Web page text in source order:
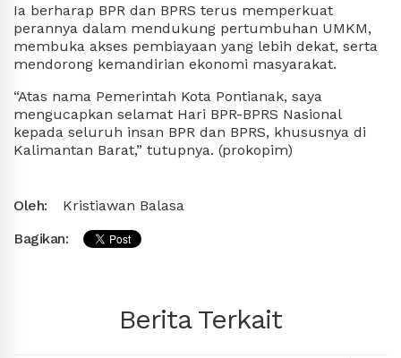
Ia berharap BPR dan BPRS terus memperkuat
perannya dalam mendukung pertumbuhan UMKM,
membuka akses pembiayaan yang lebih dekat, serta
mendorong kemandirian ekonomi masyarakat.
“Atas nama Pemerintah Kota Pontianak, saya
mengucapkan selamat Hari BPR-BPRS Nasional
kepada seluruh insan BPR dan BPRS, khususnya di
Kalimantan Barat,” tutupnya. (prokopim)
Oleh:
Kristiawan Balasa
Bagikan:
Berita Terkait